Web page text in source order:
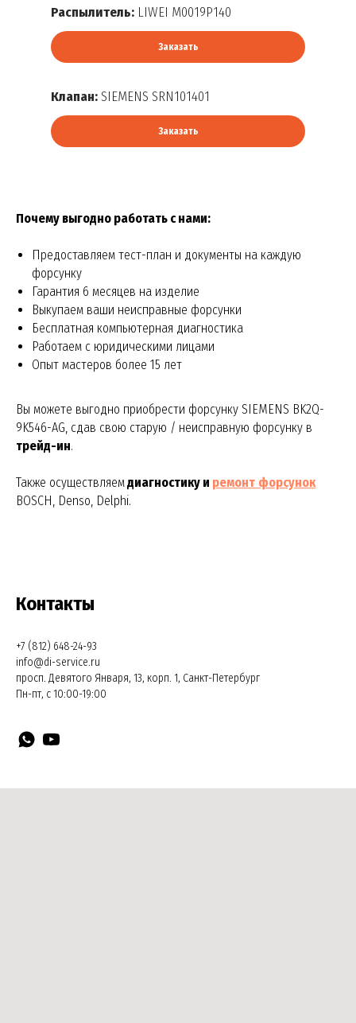
Распылитель: LIWEI M0019P140
Клапан:SIEMENS SRN101401
Заказать
Заказать
Почему выгодно работать с нами:
Предоставляем тест-план и документы на каждую
форсунку
Гарантия 6 месяцев на изделие
Выкупаем ваши неисправные форсунки
Бесплатная компьютерная диагностика
Работаем с юридическими лицами
Опыт мастеров более 15 лет
Вы можете выгодно приобрести форсунку SIEMENS BK2Q-
9K546-AG, сдав свою старую / неисправную форсунку в
трейд-ин.
Также осуществляемдиагностику и ремонт форсунок
BOSCH, Denso, Delphi.
Контакты
+7 (812) 648-24-93
info@di-service.ru
просп. Девятого Января, 13, корп. 1, Санкт-Петербург
Пн-пт, с 10:00-19:00